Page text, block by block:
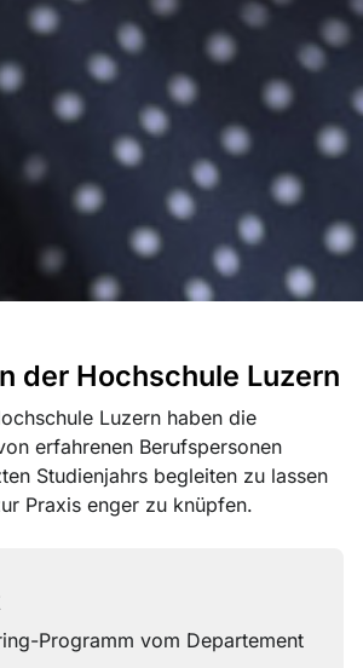
der Hochschule Luzern
Luzern haben die
erfahrenen Berufspersonen
Studienjahrs begleiten zu lassen
Praxis enger zu knüpfen.
Programm vom Departement